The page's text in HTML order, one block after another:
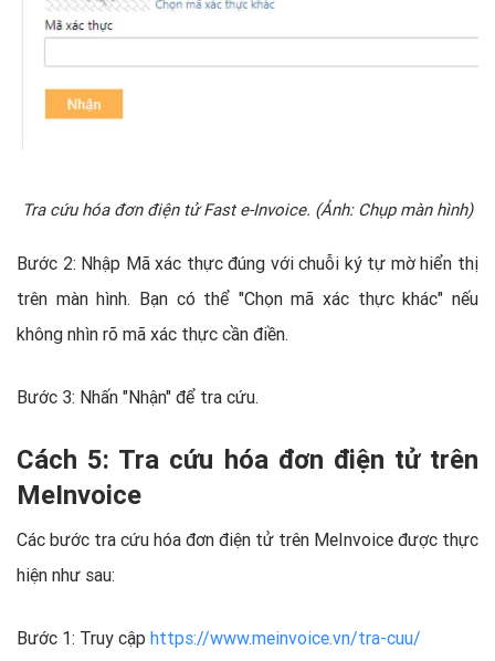
Tra cứu hóa đơn điện tử Fast e-Invoice. (Ảnh: Chụp màn hình)
Bước 2: Nhập Mã xác thực đúng với chuỗi ký tự mờ hiển thị
trên màn hình. Bạn có thể "Chọn mã xác thực khác" nếu
không nhìn rõ mã xác thực cần điền.
Bước 3: Nhấn "Nhận" để tra cứu.
Cách 5: Tra cứu hóa đơn điện tử trên
MeInvoice
Các bước tra cứu hóa đơn điện tử trên MeInvoice được thực
hiện như sau:
Bước 1: Truy cập https://www.meinvoice.vn/tra-cuu/